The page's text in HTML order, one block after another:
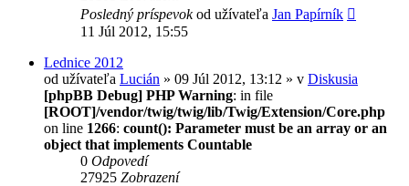
Posledný príspevokod užívateľa Jan Papírník
11 Júl 2012, 15:55
Lednice 2012
od užívateľa Lucián » 09 Júl 2012, 13:12 » v Diskusia
[phpBB Debug] PHP Warning: in file
[ROOT]/vendor/twig/twig/lib/Twig/Extension/Core.php
on line 1266: count(): Parameter must be an array or an
object that implements Countable
0 Odpovedí
27925 Zobrazení